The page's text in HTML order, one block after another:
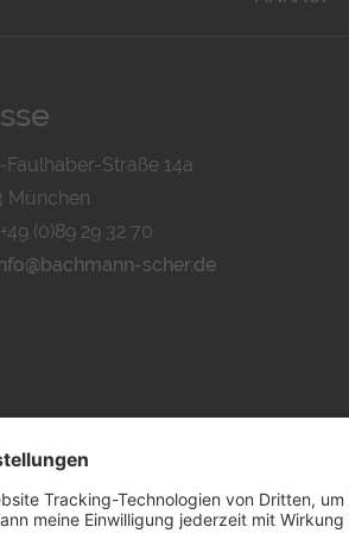
Faulhaber-Straße 14a
München
(0)89 29 32 70
scher.de